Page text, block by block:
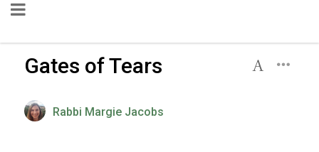
Gates of Tears
Rabbi Margie Jacobs